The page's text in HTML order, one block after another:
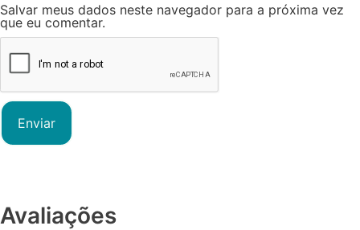
Salvar meus dados neste navegador para a próxima vez
que eu comentar.
Avaliações